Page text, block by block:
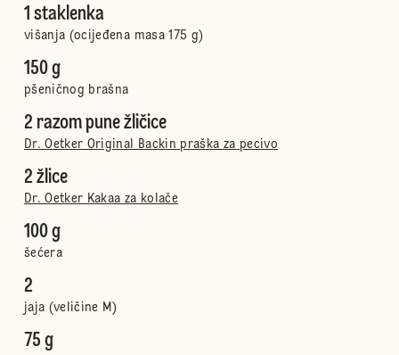
1 staklenka
višanja (ocijeđena masa 175 g)
150 g
pšeničnog brašna
2 razom pune žličice
Dr. Oetker Original Backin praška za pecivo
2 žlice
Dr. Oetker Kakaa za kolače
100 g
šećera
2
jaja (veličine M)
75 g